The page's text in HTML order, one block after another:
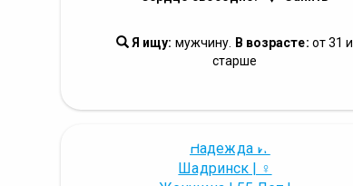
Я ищу: мужчину. В возрасте: от 31 и
старше